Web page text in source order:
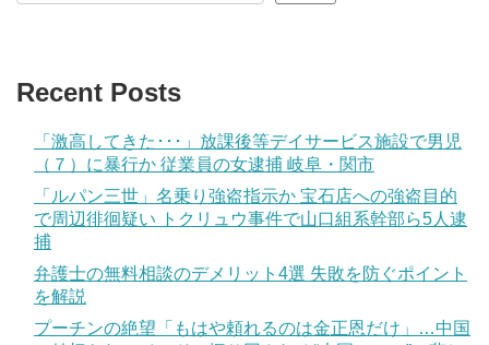
Recent Posts
「激高してきた･･･」放課後等デイサービス施設で男児
（７）に暴行か 従業員の女逮捕 岐阜・関市
「ルパン三世」名乗り強盗指示か 宝石店への強盗目的
で周辺徘徊疑い トクリュウ事件で山口組系幹部ら5人逮
捕
弁護士の無料相談のデメリット4選 失敗を防ぐポイント
を解説
プーチンの絶望「もはや頼れるのは金正恩だけ」…中国